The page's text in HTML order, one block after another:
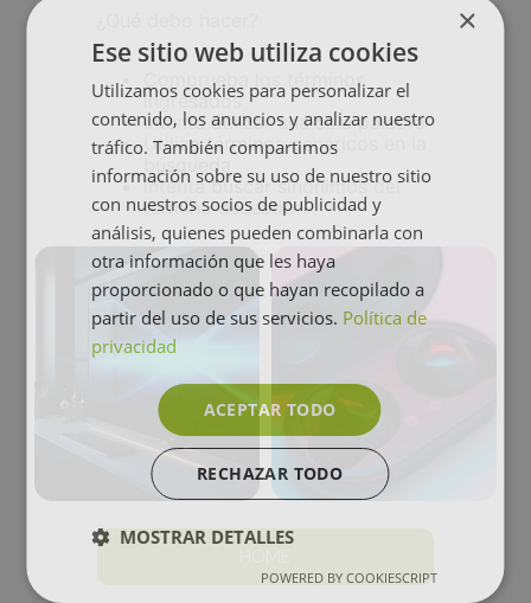
Comprueba los términos
ingresados
Intenta utilizar una sola palabra
Utiliza términos genéricos en la
búsqueda
Intenta buscar sinónimos del
término deseado
×
Ese sitio web utiliza cookies
Utilizamos cookies para personalizar el
contenido, los anuncios y analizar nuestro
tráfico. También compartimos
información sobre su uso de nuestro sitio
con nuestros socios de publicidad y
análisis, quienes pueden combinarla con
otra información que les haya
proporcionado o que hayan recopilado a
partir del uso de sus servicios. Política de
privacidad
ACEPTAR TODO
RECHAZAR TODO
MOSTRAR DETALLES
POWERED BY COOKIESCRIPT